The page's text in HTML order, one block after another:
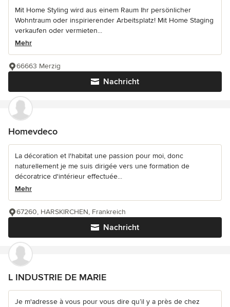
Mit Home Styling wird aus einem Raum Ihr persönlicher
Wohntraum oder inspirierender Arbeitsplatz! Mit Home Staging
verkaufen oder vermieten...
Mehr
Nachricht
66663 Merzig
Homevdeco
La décoration et l'habitat une passion pour moi, donc
naturellement je me suis dirigée vers une formation de
décoratrice d'intérieur effectuée...
Mehr
Nachricht
67260, HARSKIRCHEN, Frankreich
L INDUSTRIE DE MARIE
Je m'adresse à vous pour vous dire qu’il y a près de chez